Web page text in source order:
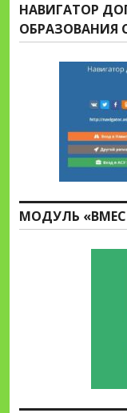
НАВИГАТОР
ОБРАЗОВАНИЯ
МОДУЛЬ